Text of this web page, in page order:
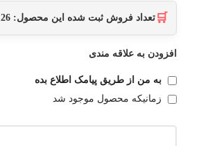
🛒 تعداد فروش ثبت شده این محصول: 26
افزودن به علاقه مندی
به من از طریق پیامک اطلاع بده
زمانیکه محصول موجود شد